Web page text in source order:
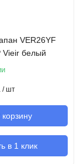
VER26YF
белый
/ шт
корзину
в 1 клик